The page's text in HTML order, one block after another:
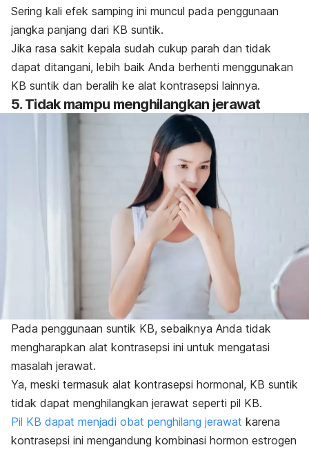
Sering kali efek samping ini muncul pada penggunaan
jangka panjang dari KB suntik.
Jika rasa sakit kepala sudah cukup parah dan tidak
dapat ditangani, lebih baik Anda berhenti menggunakan
KB suntik dan beralih ke alat kontrasepsi lainnya.
5. Tidak mampu menghilangkan jerawat
Pada penggunaan suntik KB, sebaiknya Anda tidak
mengharapkan alat kontrasepsi ini untuk mengatasi
masalah jerawat.
Ya, meski termasuk alat kontrasepsi hormonal, KB suntik
tidak dapat menghilangkan jerawat seperti pil KB.
Pil KB dapat menjadi obat penghilang jerawat karena
kontrasepsi ini mengandung kombinasi hormon estrogen